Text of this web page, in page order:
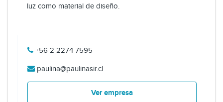
luz como material de diseño.
+56 2 2274 7595
paulina@paulinasir.cl
Ver empresa